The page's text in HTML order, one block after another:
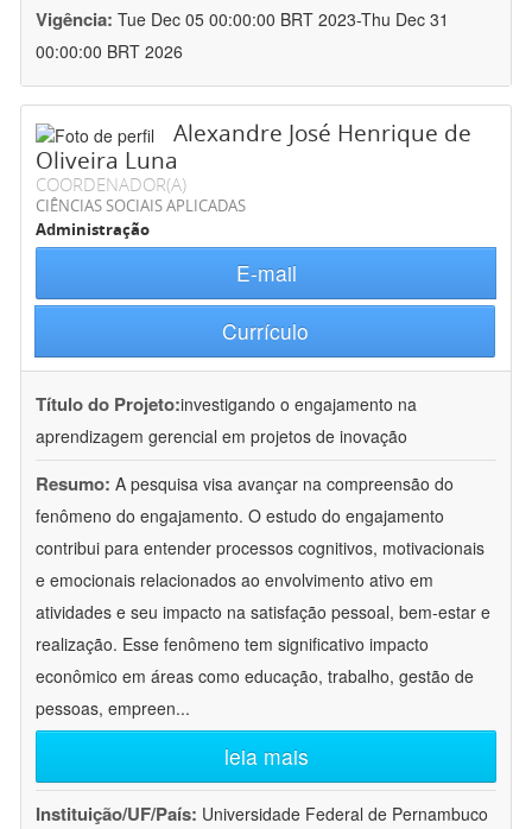
Vigência: Tue Dec 05 00:00:00 BRT 2023-Thu Dec 31
00:00:00 BRT 2026
Alexandre José Henrique de
Oliveira Luna
COORDENADOR(A)
CIÊNCIAS SOCIAIS APLICADAS
Administração
E-mail
Currículo
Título do Projeto:investigando o engajamento na
aprendizagem gerencial em projetos de inovação
Resumo: A pesquisa visa avançar na compreensão do
fenômeno do engajamento. O estudo do engajamento
contribui para entender processos cognitivos, motivacionais
e emocionais relacionados ao envolvimento ativo em
atividades e seu impacto na satisfação pessoal, bem-estar e
realização. Esse fenômeno tem significativo impacto
econômico em áreas como educação, trabalho, gestão de
pessoas, empreen...
leia mais
Instituição/UF/País: Universidade Federal de Pernambuco